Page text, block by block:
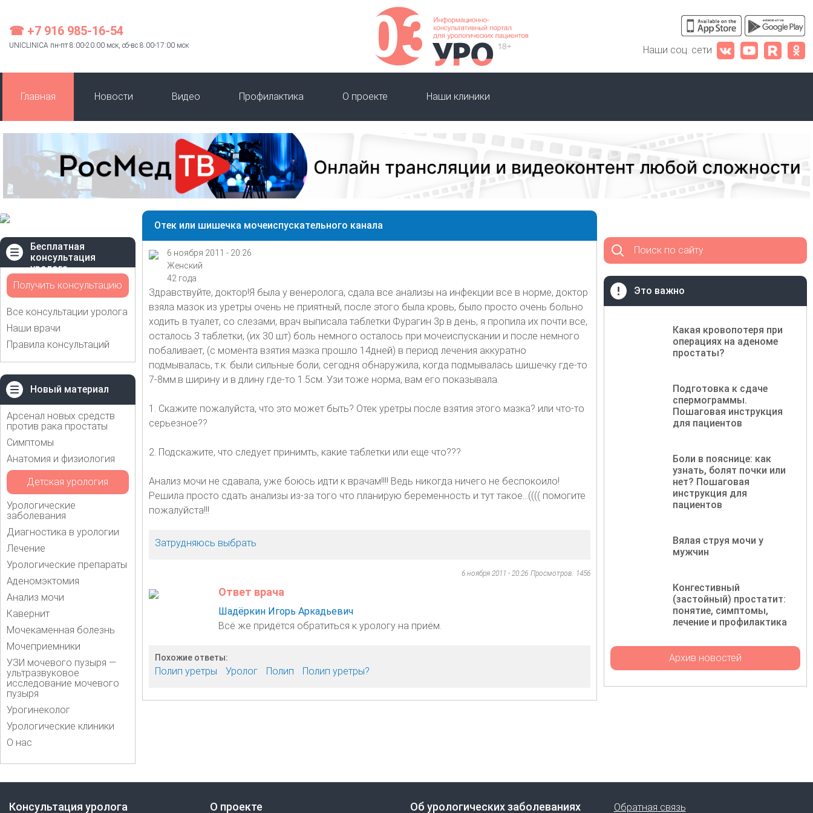
☎ +7 916 985-16-54
UNICLINICA пн-пт 8:00-20:00 мск, сб-вс 8:00-17:00 мск Наши соц. сети
Главная Новости Видео Профилактика О проекте Наши клиники
Бесплатная
консультация
уролога
Получить консультацию
Все консультации уролога
Наши врачи
Правила консультаций
Новый материал
Арсенал новых средств
против рака простаты
Симптомы
Анатомия и физиология
Детская урология
Урологические
заболевания
Диагностика в урологии
Лечение
Урологические препараты
Аденомэктомия
Анализ мочи
Кавернит
Мочекаменная болезнь
Мочеприемники
УЗИ мочевого пузыря —
ультразвуковое
исследование мочевого
пузыря
Урогинеколог
Урологические клиники
О нас
Отек или шишечка мочеиспускательного канала
6 ноября 2011 - 20:26
Женский
42 года
Здравствуйте, доктор!Я была у венеролога, сдала все анализы на инфекции все в норме, доктор
взяла мазок из уретры очень не приятный, после этого была кровь, было просто очень больно
ходить в туалет, со слезами, врач выписала таблетки Фурагин 3р.в день, я пропила их почти все,
осталось 3 таблетки, (их 30 шт) боль немного осталось при мочеиспускании и после немного
побаливает, (с момента взятия мазка прошло 14дней) в период лечения аккуратно
подмывалась, т.к. были сильные боли, сегодня обнаружила, когда подмывалась шишечку где-то
7-8мм.в ширину и в длину где-то 1.5см. Узи тоже норма, вам его показывала.
1. Скажите пожалуйста, что это может быть? Отек уретры после взятия этого мазка? или что-то
серьезное??
2. Подскажите, что следует принимть, какие таблетки или еще что???
Анализ мочи не сдавала, уже боюсь идти к врачам!!!! Ведь никогда ничего не беспокоило!
Решила просто сдать анализы из-за того что планирую беременность и тут такое...(((( помогите
пожалуйста!!!
Затрудняюсь выбрать
6 ноября 2011 - 20:26 Просмотров: 1456
Ответ врача
Шадёркин Игорь Аркадьевич
Всё же придётся обратиться к урологу на приём.
Похожие ответы:
Полип уретры Уролог Полип Полип уретры?
Поиск по сайту
Это важно
Какая кровопотеря при
операциях на аденоме
простаты?
Подготовка к сдаче
спермограммы.
Пошаговая инструкция
для пациентов
Боли в пояснице: как
узнать, болят почки или
нет? Пошаговая
инструкция для
пациентов
Вялая струя мочи у
мужчин
Конгестивный
(застойный) простатит:
понятие, симптомы,
лечение и профилактика
Архив новостей
Консультация уролога О проекте Об урологических заболеваниях Обратная связь